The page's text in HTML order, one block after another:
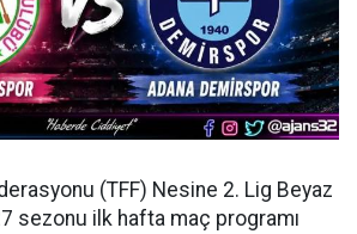
(TFF) Nesine 2. Lig Beyaz
sezonu ilk hafta maç programı